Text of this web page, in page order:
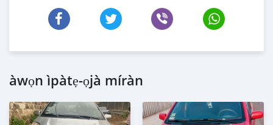
àwọn ìpàtẹ-ọjà míràn